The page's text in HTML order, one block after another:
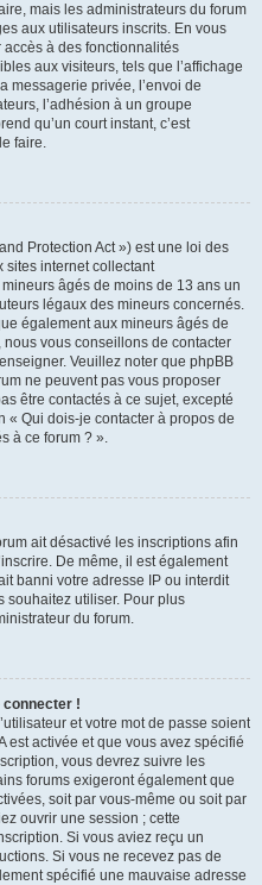
mais les administrateurs du forum
aux utilisateurs inscrits. En vous
à des fonctionnalités
aux visiteurs, tels que l’affichage
messagerie privée, l’envoi de
l’adhésion à un groupe
qu’un court instant, c’est
faire.
Protection Act ») est une loi des
sites internet collectant
âgés de moins de 13 ans un
légaux des mineurs concernés.
également aux mineurs âgés de
vous conseillons de contacter
Veuillez noter que phpBB
ne peuvent pas vous proposer
être contactés à ce sujet, excepté
« Qui dois-je contacter à propos de
à ce forum ? ».
ait désactivé les inscriptions afin
De même, il est également
banni votre adresse IP ou interdit
souhaitez utiliser. Pour plus
du forum.
!
et votre mot de passe soient
est activée et que vous avez spécifié
vous devrez suivre les
forums exigeront également que
soit par vous-même ou soit par
ouvrir une session ; cette
Si vous aviez reçu un
Si vous ne recevez pas de
spécifié une mauvaise adresse